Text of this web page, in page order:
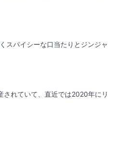
スパイシーな口当たりとジンジャ
されていて、直近では2020年にリ